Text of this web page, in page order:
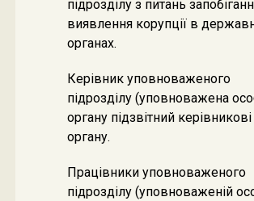
підрозділу з питань
виявлення корупції в
органах.
Керівник уповноваженого
підрозділу (уповноважена
органу підзвітний
органу.
Працівники уповноваженого
підрозділу (уповноваженій